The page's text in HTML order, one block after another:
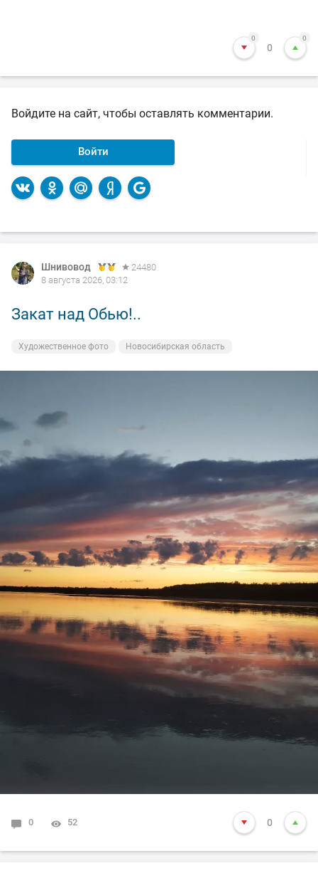
0
0
0
Войдите на сайт, чтобы оставлять комментарии.
Войти
Шнивовод
24480
8 августа 2026, 03:12
Закат над Обью!..
Художественное фото Новосибирская область
0 52 0